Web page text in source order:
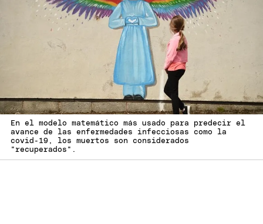
En el modelo matemático más usado para predecir el
avance de las enfermedades infecciosas como la
covid-19, los muertos son considerados
"recuperados".